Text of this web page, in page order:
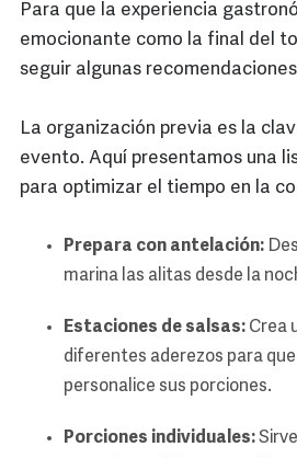
Para que la experiencia
emocionante como la final del
seguir algunas
La organización previa es la
evento. Aquí presentamos una
para optimizar el tiempo en la
Prepara con antelación:
marina las alitas desde la
Estaciones de salsas: Crea
diferentes aderezos para
personalice sus porciones.
Porciones individuales: